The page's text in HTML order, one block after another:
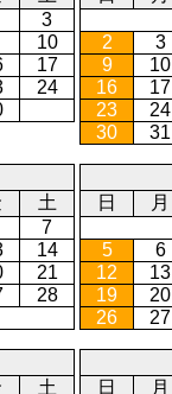
3
10
17
24
2
3
9
10
16
17
23
24
30
31
土
7
14
21
28
日
月
5
6
12
13
19
20
26
27
土
日
月